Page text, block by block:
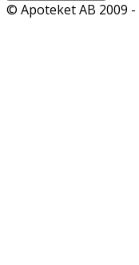
© Apoteket AB 2009 -